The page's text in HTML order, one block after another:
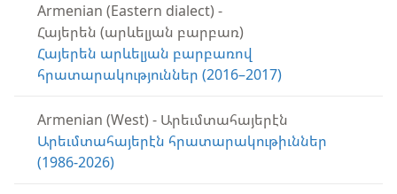
Armenian (Eastern dialect) -
Հայերեն (արևելյան բարբառ)
Հայերեն արևելյան բարբառով
հրատարակություններ (2016–2017)
Armenian (West) - Արեւմտահայերէն
Արեւմտահայերէն հրատարակութիւններ
(1986-2026)